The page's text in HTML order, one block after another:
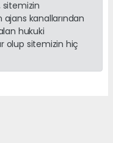
sitemizin
kanallarından
hukuki
olup sitemizin hiç